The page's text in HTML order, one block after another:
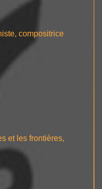
compositrice
et les frontières,